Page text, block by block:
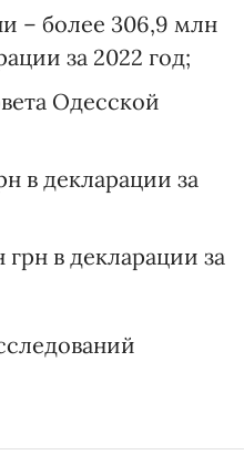
– более 306,9 млн
за 2022 год;
Одесской
в декларации за
в декларации за